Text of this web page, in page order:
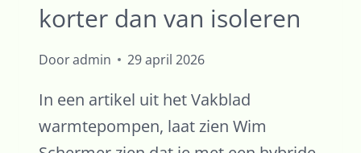
korter dan van isoleren
Dooradmin 29 april 2026
In een artikel uit het Vakblad
warmtepompen, laat zien Wim